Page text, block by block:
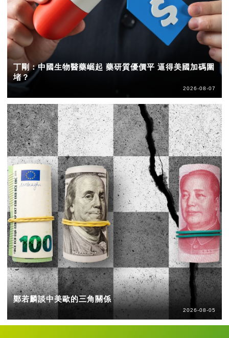
丁剛：中國生物醫藥崛起 藥研質優價平 逼得美國加碼圍
堵？
2026-08-07
鄭若麟談中美歐的三角關係
2026-08-05